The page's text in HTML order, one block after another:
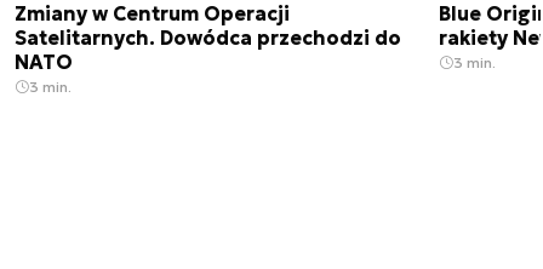
Zmiany w Centrum Operacji
Satelitarnych. Dowódca przechodzi do
NATO
3 min.
Blue
rakiety
3 min.